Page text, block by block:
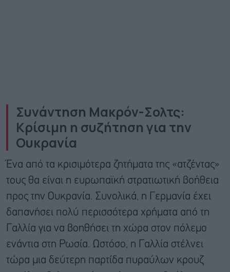
Συνάντηση Μακρόν-Σολτς:
Κρίσιμη η συζήτηση για την
Ουκρανία
Ένα από τα κρισιμότερα ζητήματα της «ατζέντας»
τους θα είναι η ευρωπαϊκή στρατιωτική βοήθεια
προς την Ουκρανία. Συνολικά, η Γερμανία έχει
δαπανήσει πολύ περισσότερα χρήματα από τη
Γαλλία για να βοηθήσει τη χώρα στον πόλεμο
ενάντια στη Ρωσία. Ωστόσο, η Γαλλία στέλνει
τώρα μια δεύτερη παρτίδα πυραύλων κρουζ